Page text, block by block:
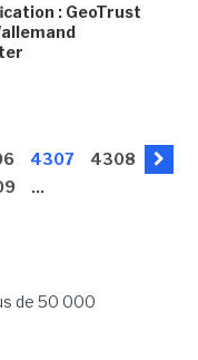
: GeoTrust
4307
4308
...
de 50 000